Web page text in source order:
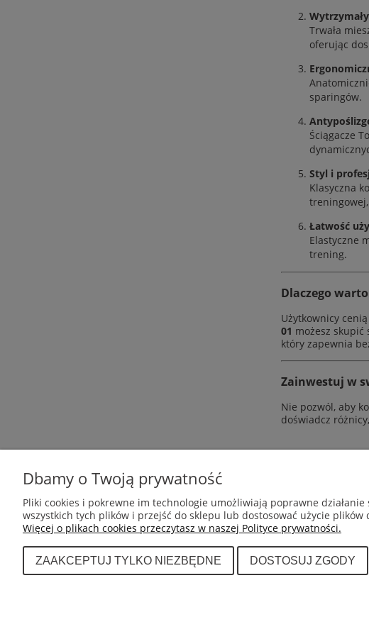
Trwała
oferując
sparingów.
Ściągacze
Styl i
Klasyczna
Łatwość
Elastyczne
trening.
Dlaczego
Użytkownicy
01 możesz skupić
który zapewnia
Zainwestuj w
Nie pozwól, aby
doświadcz
POMOC
Regulamin sklepu
MOJE KONTO
Twoje zamówienia
Dystrybutor sprzętu do boksu tajskiego
Dbamy o Twoją prywatność
Pliki cookies i pokrewne im technologie umożliwiają poprawne
wszystkich tych plików i przejść do sklepu lub dostosować użycie
Więcej o plikach cookies przeczytasz w naszej Polityce prywatności.
ZAAKCEPTUJ TYLKO NIEZBĘDNE DOSTOSUJ ZGODY